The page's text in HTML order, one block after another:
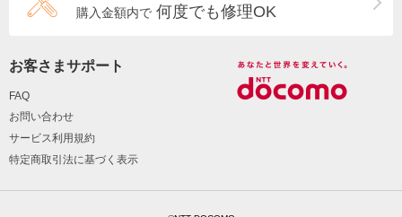
購入金額内で 何度でも修理OK
お客さまサポート
FAQ
お問い合わせ
サービス利用規約
特定商取引法に基づく表示